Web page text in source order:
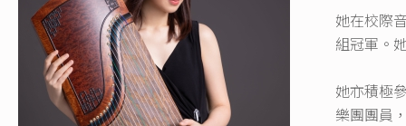
她在校際
組冠軍。
她亦積極
樂團團員